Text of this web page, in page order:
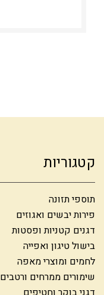
קטגוריות
תוספי תזונה
פירות יבשים ואגוזים
דגנים קטניות ופסטות
בישול טיגון ואפייה
לחמים ומוצרי מאפה
שימורים ממרחים ורטבים